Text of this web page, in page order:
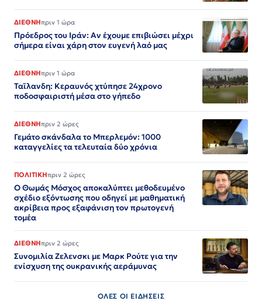
ΔΙΕΘΝΗπριν 1 ώρα
Πρόεδρος του Ιράν: Αν έχουμε επιβιώσει μέχρι
σήμερα είναι χάρη στον ευγενή λαό μας
ΔΙΕΘΝΗπριν 1 ώρα
Ταϊλανδη: Κεραυνός χτύπησε 24χρονο
ποδοσφαιριστή μέσα στο γήπεδο
ΔΙΕΘΝΗπριν 2 ώρες
Γεμάτο σκάνδαλα το Μπερλεμόν: 1000
καταγγελίες τα τελευταία δύο χρόνια
ΠΟΛΙΤΙΚΗπριν 2 ώρες
Ο Θωμάς Μόσχος αποκαλύπτει μεθοδευμένο
σχέδιο εξόντωσης που οδηγεί με μαθηματική
ακρίβεια προς εξαφάνιση τον πρωτογενή
τομέα
ΔΙΕΘΝΗπριν 2 ώρες
Συνομιλία Ζελενσκι με Μαρκ Ρούτε για την
ενίσχυση της ουκρανικής αεράμυνας
ΟΛΕΣ ΟΙ ΕΙΔΗΣΕΙΣ